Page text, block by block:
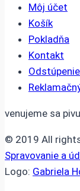
Môj účet
Košík
Pokladňa
Kontakt
venujeme sa
© 2019 All
Spravovanie a
Logo: Gabriela